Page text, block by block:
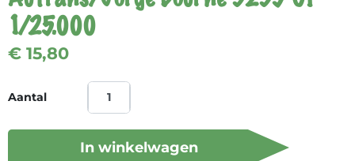
1/25.000
€ 15,80
Aantal
In winkelwagen